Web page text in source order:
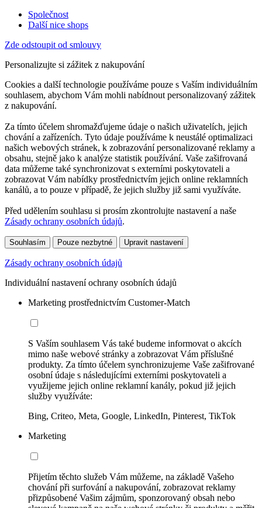
Společnost
Další nice shops
Zde odstoupit od smlouvy
Personalizujte si zážitek z nakupování
Cookies a další technologie používáme pouze s Vaším individuálním
souhlasem, abychom Vám mohli nabídnout personalizovaný zážitek
z nakupování.
Za tímto účelem shromažďujeme údaje o našich uživatelích, jejich
chování a zařízeních. Tyto údaje používáme k neustálé optimalizaci
našich webových stránek, k zobrazování personalizované reklamy a
obsahu, stejně jako k analýze statistik používání. Vaše zašifrovaná
data můžeme také synchronizovat s externími poskytovateli a
zobrazovat Vám nabídky prostřednictvím jejich online reklamních
kanálů, a to pouze v případě, že jejich služby již sami využíváte.
Před udělením souhlasu si prosím zkontrolujte nastavení a naše
Zásady ochrany osobních údajů.
Souhlasím Pouze nezbytné Upravit nastavení
Zásady ochrany osobních údajů
Individuální nastavení ochrany osobních údajů
Marketing prostřednictvím Customer-Match
S Vaším souhlasem Vás také budeme informovat o akcích
mimo naše webové stránky a zobrazovat Vám příslušné
produkty. Za tímto účelem synchronizujeme Vaše zašifrované
osobní údaje s následujícími externími poskytovateli a
využijeme jejich online reklamní kanály, pokud již jejich
služby využíváte:
Bing, Criteo, Meta, Google, LinkedIn, Pinterest, TikTok
Marketing
Přijetím těchto služeb Vám můžeme, na základě Vašeho
chování při surfování a nakupování, zobrazovat reklamy
přizpůsobené Vašim zájmům, sponzorovaný obsah nebo